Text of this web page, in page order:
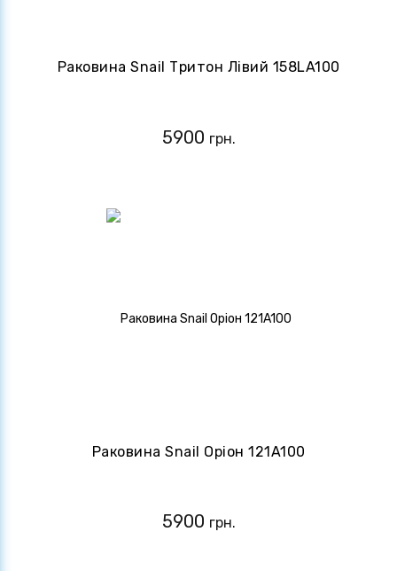
Раковина Snail Тритон Лівий 158LA100
5900 грн.
Раковина Snail Оріон 121A100
5900 грн.